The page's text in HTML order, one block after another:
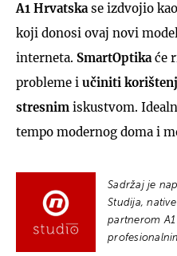
A1 Hrvatskase izdvojio kao
koji donosi ovaj novi
interneta. SmartOptikaće
probleme i učiniti
stresnim iskustvom.
tempo modernog doma i
Sadržaj je
Studija,
partnerom